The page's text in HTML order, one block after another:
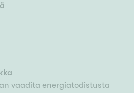
vaadita energiatodistusta